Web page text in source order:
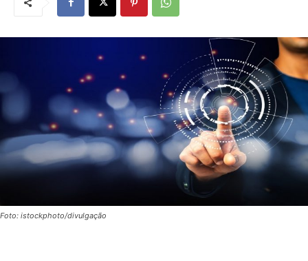
Foto: istockphoto/divulgação